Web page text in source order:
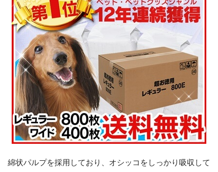
綿状パルプを採用しており、オシッコをしっかり吸収して